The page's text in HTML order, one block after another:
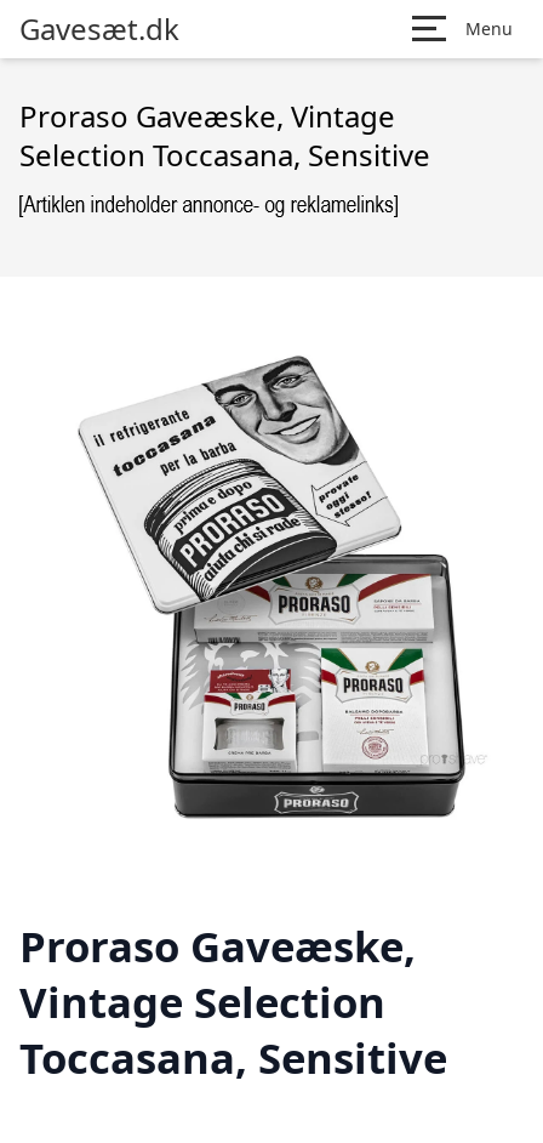
Gavesæt.dk Menu
Proraso Gaveæske, Vintage
Selection Toccasana, Sensitive
Proraso Gaveæske,
Vintage Selection
Toccasana, Sensitive